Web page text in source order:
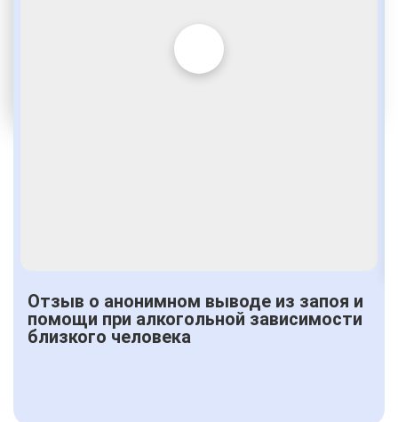
Коллектив профессиональных наркологов
Кодировка алкоголизма
Индивидуальные программы
Отзыв о анонимном выводе из запоя и
помощи при алкогольной зависимости
близкого человека